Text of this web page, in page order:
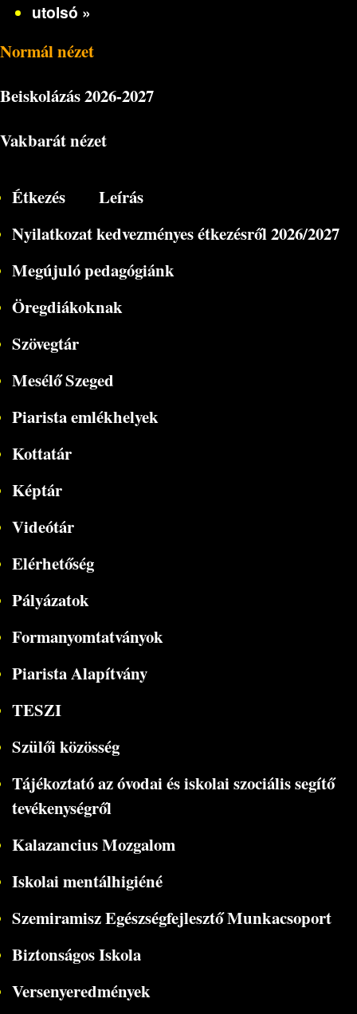
utolsó »
Normál nézet
Beiskolázás2026-2027
Vakbarát nézet
Étkezés
Leírás
Nyilatkozat kedvezményes étkezésről 2026/2027
Megújuló pedagógiánk
Öregdiákoknak
Szövegtár
Mesélő Szeged
Piarista emlékhelyek
Kottatár
Képtár
Videótár
Elérhetőség
Pályázatok
Formanyomtatványok
Piarista Alapítvány
TESZI
Szülői közösség
Tájékoztató az óvodai és iskolai szociális segítő
tevékenységről
Kalazancius Mozgalom
Iskolai mentálhigiéné
Szemiramisz Egészségfejlesztő Munkacsoport
Biztonságos Iskola
Versenyeredmények